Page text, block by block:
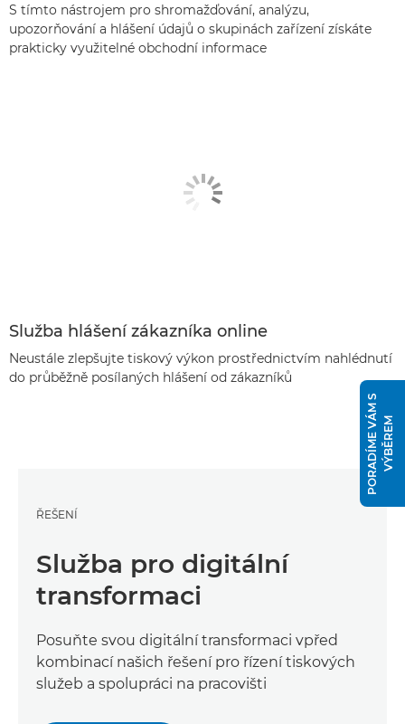
S tímto nástrojem pro shromažďování, analýzu,
upozorňování a hlášení údajů o skupinách zařízení získáte
prakticky využitelné obchodní informace
Služba hlášení zákazníka online
Neustále zlepšujte tiskový výkon prostřednictvím nahlédnutí
do průběžně posílaných hlášení od zákazníků
ŘEŠENÍ
Služba pro digitální
transformaci
Posuňte svou digitální transformaci vpřed
kombinací našich řešení pro řízení tiskových
služeb a spolupráci na pracovišti
P
O
R
A
D
Í
M
E
V
Á
M
S
V
Ý
B
Ě
R
EM